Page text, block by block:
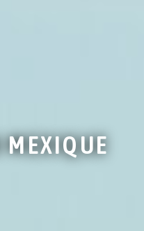
MEXIQUE